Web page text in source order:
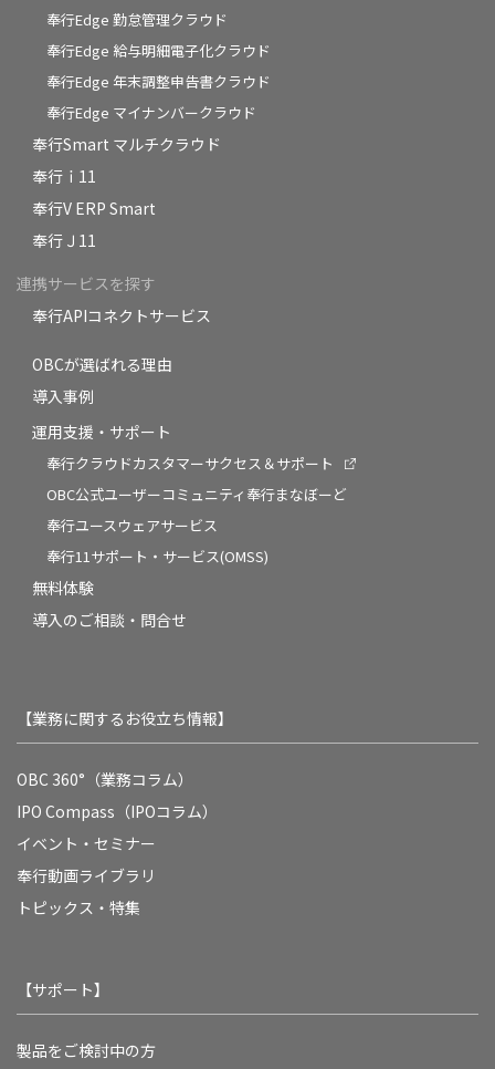
奉行Edge 勤怠管理クラウド
奉行Edge 給与明細電子化クラウド
奉行Edge 年末調整申告書クラウド
奉行Edge マイナンバークラウド
奉行Smart マルチクラウド
奉行ｉ11
奉行V ERP Smart
奉行Ｊ11
連携サービスを探す
奉行APIコネクトサービス
OBCが選ばれる理由
導入事例
運用支援・サポート
奉行クラウドカスタマーサクセス＆サポート
OBC公式ユーザーコミュニティ奉行まなぼーど
奉行ユースウェアサービス
奉行11サポート・サービス(OMSS)
無料体験
導入のご相談・問合せ
【業務に関するお役立ち情報】
OBC 360°（業務コラム）
IPO Compass（IPOコラム）
イベント・セミナー
奉行動画ライブラリ
トピックス・特集
【サポート】
製品をご検討中の方